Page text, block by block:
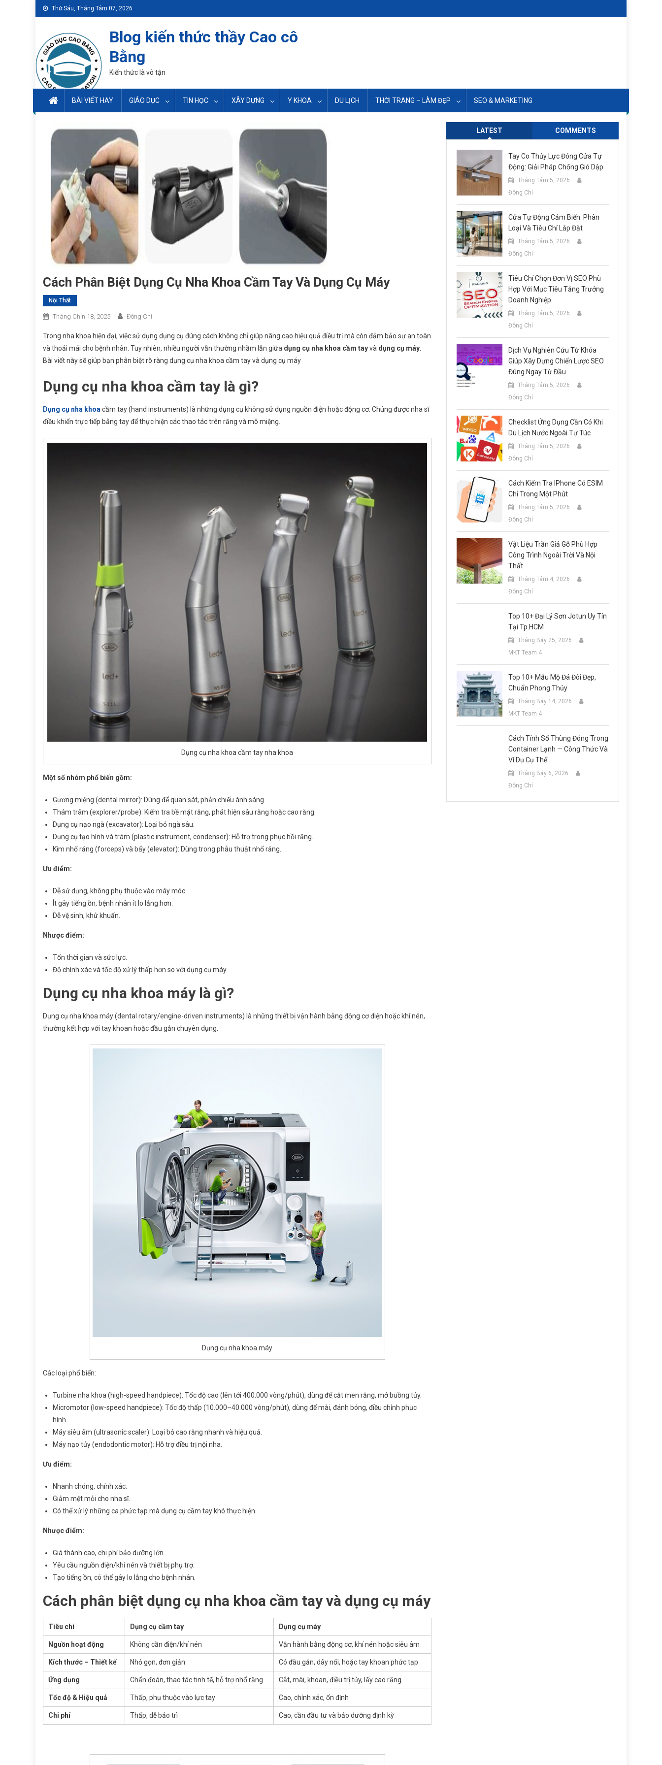
Thứ Sáu, Tháng Tám 07, 2026
Blog kiến thức thầy Cao cô
Bằng
Kiến thức là vô tận
BÀI VIẾT HAY GIÁO DỤC TIN HỌC XÂY DỰNG Y KHOA DU LỊCH THỜI TRANG – LÀM ĐẸP SEO & MARKETING
Cách Phân Biệt Dụng Cụ Nha Khoa Cầm Tay Và Dụng Cụ Máy
Nội Thất
Tháng Chín 18, 2025 Đông Chí
Trong nha khoa hiện đại, việc sử dụng dụng cụ đúng cách không chỉ giúp nâng cao hiệu quả điều trị mà còn đảm bảo sự an toàn
và thoải mái cho bệnh nhân. Tuy nhiên, nhiều người vẫn thường nhầm lẫn giữa dụng cụ nha khoa cầm tayvà dụng cụ máy
Bài viết này sẽ giúp bạn phân biệt rõ ràng dụng cụ nha khoa cầm tay và dụng cụ máy
Dụng cụ nha khoa cầm tay là gì?
Dụng cụ nha khoa cầm tay (hand instruments) là những dụng cụ không sử dụng nguồn điện hoặc động cơ. Chúng được nha sĩ
điều khiển trực tiếp bằng tay để thực hiện các thao tác trên răng và mô miệng.
Dụng cụ nha khoa cầm tay nha khoa
Một số nhóm phổ biến gồm:
Gương miệng (dental mirror): Dùng để quan sát, phản chiếu ánh sáng.
Thám trâm (explorer/probe): Kiểm tra bề mặt răng, phát hiện sâu răng hoặc cao răng.
Dụng cụ nạo ngà (excavator): Loại bỏ ngà sâu.
Dụng cụ tạo hình và trám (plastic instrument, condenser): Hỗ trợ trong phục hồi răng.
Kìm nhổ răng (forceps) và bẩy (elevator): Dùng trong phẫu thuật nhổ răng.
Ưu điểm:
Dễ sử dụng, không phụ thuộc vào máy móc.
Ít gây tiếng ồn, bệnh nhân ít lo lắng hơn.
Dễ vệ sinh, khử khuẩn.
Nhược điểm:
Tốn thời gian và sức lực.
Độ chính xác và tốc độ xử lý thấp hơn so với dụng cụ máy.
Dụng cụ nha khoa máy là gì?
Dụng cụ nha khoa máy (dental rotary/engine-driven instruments) là những thiết bị vận hành bằng động cơ điện hoặc khí nén,
thường kết hợp với tay khoan hoặc đầu gắn chuyên dụng.
Dụng cụ nha khoa máy
Các loại phổ biến:
Turbine nha khoa (high-speed handpiece): Tốc độ cao (lên tới 400.000 vòng/phút), dùng để cắt men răng, mở buồng tủy.
Micromotor (low-speed handpiece): Tốc độ thấp (10.000–40.000 vòng/phút), dùng để mài, đánh bóng, điều chỉnh phục
hình.
Máy siêu âm (ultrasonic scaler): Loại bỏ cao răng nhanh và hiệu quả.
Máy nạo tủy (endodontic motor): Hỗ trợ điều trị nội nha.
Ưu điểm:
Nhanh chóng, chính xác.
Giảm mệt mỏi cho nha sĩ.
Có thể xử lý những ca phức tạp mà dụng cụ cầm tay khó thực hiện.
Nhược điểm:
Giá thành cao, chi phí bảo dưỡng lớn.
Yêu cầu nguồn điện/khí nén và thiết bị phụ trợ.
Tạo tiếng ồn, có thể gây lo lắng cho bệnh nhân.
Cách phân biệt dụng cụ nha khoa cầm tay và dụng cụ máy
Tiêu chí Dụng cụ cầm tay Dụng cụ máy
Nguồn hoạt động Không cần điện/khí nén Vận hành bằng động cơ, khí nén hoặc siêu âm
Kích thước – Thiết kế Nhỏ gọn, đơn giản Có đầu gắn, dây nối, hoặc tay khoan phức tạp
Ứng dụng Chẩn đoán, thao tác tinh tế, hỗ trợ nhổ răng Cắt, mài, khoan, điều trị tủy, lấy cao răng
Tốc độ & Hiệu quả Thấp, phụ thuộc vào lực tay Cao, chính xác, ổn định
Chi phí Thấp, dễ bảo trì Cao, cần đầu tư và bảo dưỡng định kỳ
LATEST COMMENTS
Tay Co Thủy Lực Đóng Cửa Tự
Động: Giải Pháp Chống Gió Dập
Tháng Tám 5, 2026
Đông Chí
Cửa Tự Động Cảm Biến: Phân
Loại Và Tiêu Chí Lắp Đặt
Tháng Tám 5, 2026
Đông Chí
Tiêu Chí Chọn Đơn Vị SEO Phù
Hợp Với Mục Tiêu Tăng Trưởng
Doanh Nghiệp
Tháng Tám 5, 2026
Đông Chí
Dịch Vụ Nghiên Cứu Từ Khóa
Giúp Xây Dựng Chiến Lược SEO
Đúng Ngay Từ Đầu
Tháng Tám 5, 2026
Đông Chí
Checklist Ứng Dụng Cần Có Khi
Du Lịch Nước Ngoài Tự Túc
Tháng Tám 5, 2026
Đông Chí
Cách Kiểm Tra IPhone Có ESIM
Chỉ Trong Một Phút
Tháng Tám 5, 2026
Đông Chí
Vật Liệu Trần Giả Gỗ Phù Hợp
Công Trình Ngoài Trời Và Nội
Thất
Tháng Tám 4, 2026
Đông Chí
Top 10+ Đại Lý Sơn Jotun Uy Tín
Tại Tp.HCM
Tháng Bảy 25, 2026
MKT Team 4
Top 10+ Mẫu Mộ Đá Đôi Đẹp,
Chuẩn Phong Thủy
Tháng Bảy 14, 2026
MKT Team 4
Cách Tính Số Thùng Đóng Trong
Container Lạnh — Công Thức Và
Ví Dụ Cụ Thể
Tháng Bảy 6, 2026
Đông Chí